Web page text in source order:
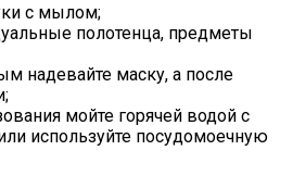
с мылом;
полотенца, предметы
надевайте маску, а после
мойте горячей водой с
используйте посудомоечную